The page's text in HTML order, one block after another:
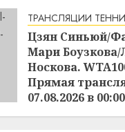
ТРАНСЛЯЦИИ
Цзян Синьюй/
Мари
Носкова.
Прямая
07.08.2026 в 00:00
17:01 06.08.2026